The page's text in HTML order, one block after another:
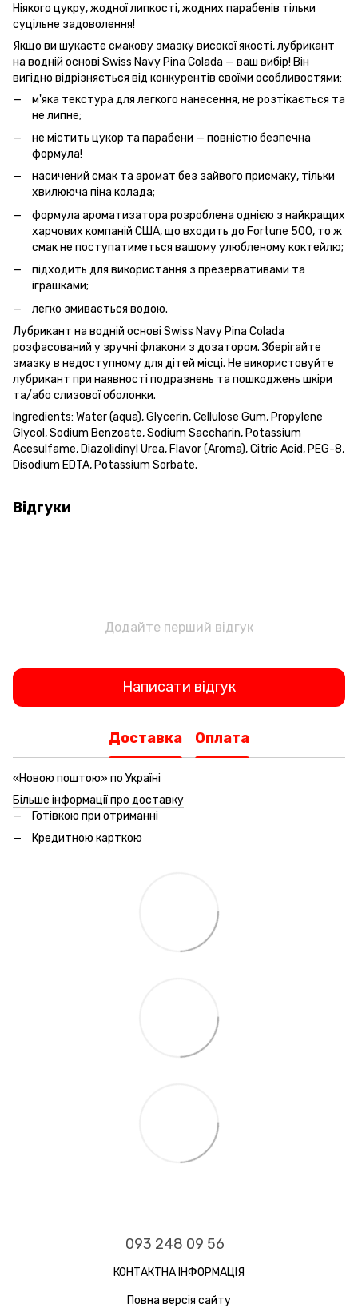
Ніякого цукру, жодної липкості, жодних парабенів тільки
суцільне задоволення!
Якщо ви шукаєте смакову змазку високої якості, лубрикант
на водній основі Swiss Navy Pina Colada — ваш вибір! Він
вигідно відрізняється від конкурентів своїми особливостями:
м'яка текстура для легкого нанесення, не розтікається та
не липне;
не містить цукор та парабени — повністю безпечна
формула!
насичений смак та аромат без зайвого присмаку, тільки
хвилююча піна колада;
формула ароматизатора розроблена однією з найкращих
харчових компаній США, що входить до Fortune 500, то ж
смак не поступатиметься вашому улюбленому коктейлю;
підходить для використання з презервативами та
іграшками;
легко змивається водою.
Лубрикант на водній основі Swiss Navy Pina Colada
розфасований у зручні флакони з дозатором. Зберігайте
змазку в недоступному для дітей місці. Не використовуйте
лубрикант при наявності подразнень та пошкоджень шкіри
та/або слизової оболонки.
Ingredients: Water (aqua), Glycerin, Cellulose Gum, Propylene
Glycol, Sodium Benzoate, Sodium Saccharin, Potassium
Acesulfame, Diazolidinyl Urea, Flavor (Aroma), Citric Acid, PEG-8,
Disodium EDTA, Potassium Sorbate.
Відгуки
Додайте перший відгук
Написати відгук
Доставка Оплата
«Новою поштою» по Україні
Більше інформації про доставку
Готівкою при отриманні
Кредитною карткою
093 248 09 56
КОНТАКТНА ІНФОРМАЦІЯ
Повна версія сайту